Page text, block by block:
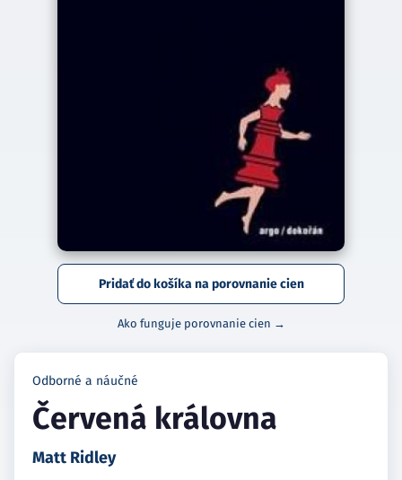
Pridať do košíka na porovnanie cien
Ako funguje porovnanie cien →
Odborné a náučné
Červená královna
Matt Ridley